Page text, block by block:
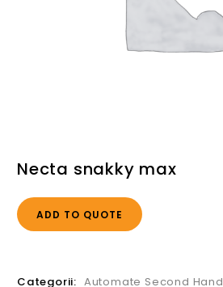
Necta snakky max
ADD TO QUOTE
Categorii: Automate Second Hand